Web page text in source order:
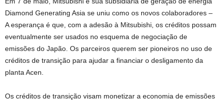
Diamond Generating Asia se uniu como os novos colaboradores –
A esperança é que, com a adesão à Mitsubishi, os créditos possam
eventualmente ser usados ​​no esquema de negociação de
emissões do Japão. Os parceiros querem ser pioneiros no uso de
créditos de transição para ajudar a financiar o desligamento da
planta Acen.
Os créditos de transição visam monetizar a economia de emissões